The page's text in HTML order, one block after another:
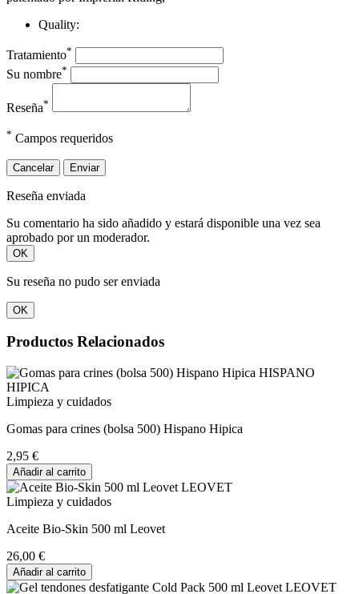
Quality:
Tratamiento*
Su nombre*
Reseña*
* Campos requeridos
Cancelar Enviar
Reseña enviada
Su comentario ha sido añadido y estará disponible una vez sea
aprobado por un moderador.
OK
Su reseña no pudo ser enviada
OK
Productos Relacionados
Limpieza y cuidados
Gomas para crines (bolsa 500) Hispano Hipica
2,95 €
Añadir al carrito
Limpieza y cuidados
Aceite Bio-Skin 500 ml Leovet
26,00 €
Añadir al carrito